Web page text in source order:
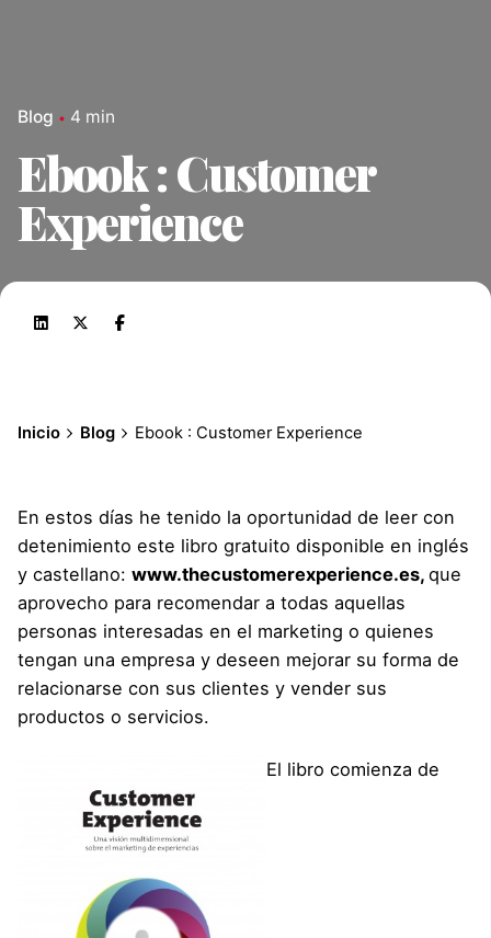
Blog 4 min
Ebook : Customer
Experience
Inicio Blog Ebook : Customer Experience
En estos días he tenido la oportunidad de leer con
detenimiento este libro gratuito disponible en inglés
y castellano: www.thecustomerexperience.es, que
aprovecho para recomendar a todas aquellas
personas interesadas en el marketing o quienes
tengan una empresa y deseen mejorar su forma de
relacionarse con sus clientes y vender sus
productos o servicios.
El libro comienza de